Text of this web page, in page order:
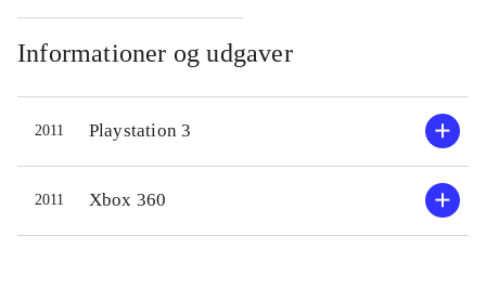
Sidste år startede Codemasters en ny
F1-serie til spillekonsollerne og pc.
Spillet blev berømt og berygtet for
den ultrahøje realisme og stejle
indlæringskurve. Her i 2011-
versionen bygger Codemasters videre
på den realistiske tilgang. Man kan
Informationer og udgaver
2011 Playstation 3
2011 Xbox 360